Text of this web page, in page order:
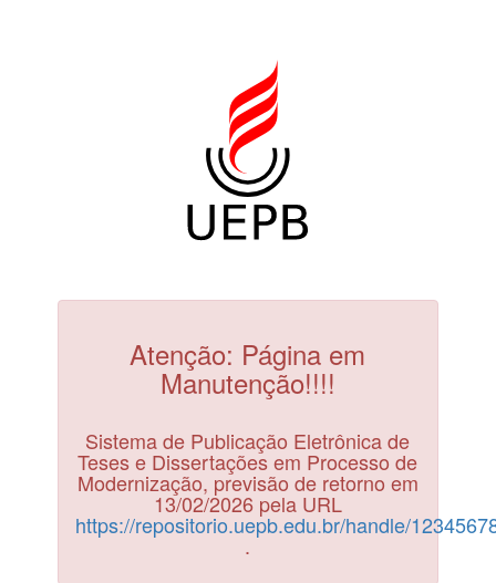
Atenção: Página em
Manutenção!!!!
Sistema de Publicação Eletrônica de
Teses e Dissertações em Processo de
Modernização, previsão de retorno em
13/02/2026 pela URL
https://repositorio.uepb.edu.br/handle/
.